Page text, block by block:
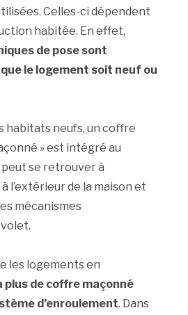
Celles-ci dépendent
habitée. En effet,
de pose sont
le logement soit neuf ou
habitats neufs, un coffre
» est intégré au
se retrouver à
l’extérieur de la maison et
mécanismes
les logements en
plus de coffre maçonné
d’enroulement. Dans